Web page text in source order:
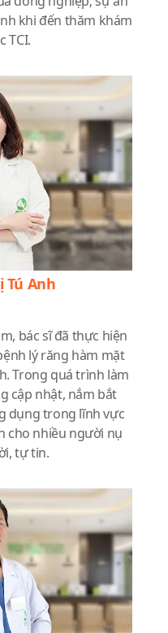
khi đến thăm khám
TCI.
Tú Anh
bác sĩ đã thực hiện
lý răng hàm mặt
Trong quá trình làm
cập nhật, nắm bắt
dụng trong lĩnh vực
cho nhiều người nụ
tự tin.